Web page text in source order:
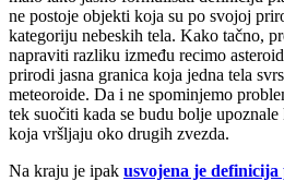
ne postoje objekti koja su po svojoj
kategoriju nebeskih tela. Kako tačno,
napraviti razliku između recimo
prirodi jasna granica koja jedna tela
meteoroide. Da i ne spominjemo
tek suočiti kada se budu bolje
koja vršljaju oko drugih zvezda.
Na kraju je ipak usvojena je definicija